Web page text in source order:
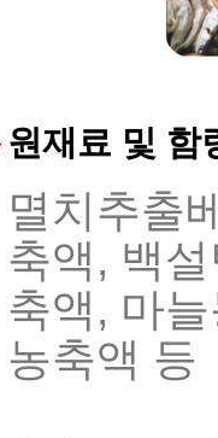
원재료 및 함
멸치추출
축액, 백
축액, 마
농축액 등